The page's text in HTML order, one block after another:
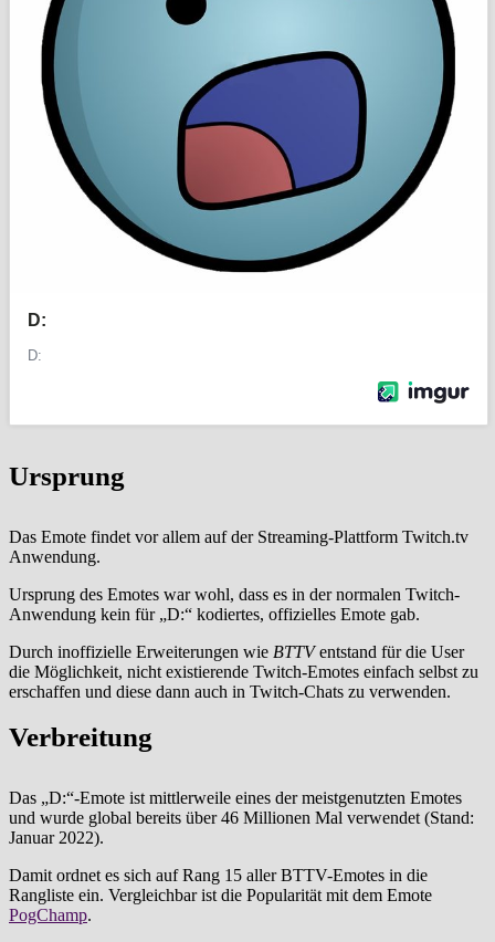
Ursprung
Das Emote findet vor allem auf der Streaming-Plattform Twitch.tv
Anwendung.
Ursprung des Emotes war wohl, dass es in der normalen Twitch-
Anwendung kein für „D:“ kodiertes, offizielles Emote gab.
Durch inoffizielle Erweiterungen wie BTTVentstand für die User
die Möglichkeit, nicht existierende Twitch-Emotes einfach selbst zu
erschaffen und diese dann auch in Twitch-Chats zu verwenden.
Verbreitung
Das „D:“-Emote ist mittlerweile eines der meistgenutzten Emotes
und wurde global bereits über 46 Millionen Mal verwendet (Stand:
Januar 2022).
Damit ordnet es sich auf Rang 15 aller BTTV-Emotes in die
Rangliste ein. Vergleichbar ist die Popularität mit dem Emote
PogChamp.